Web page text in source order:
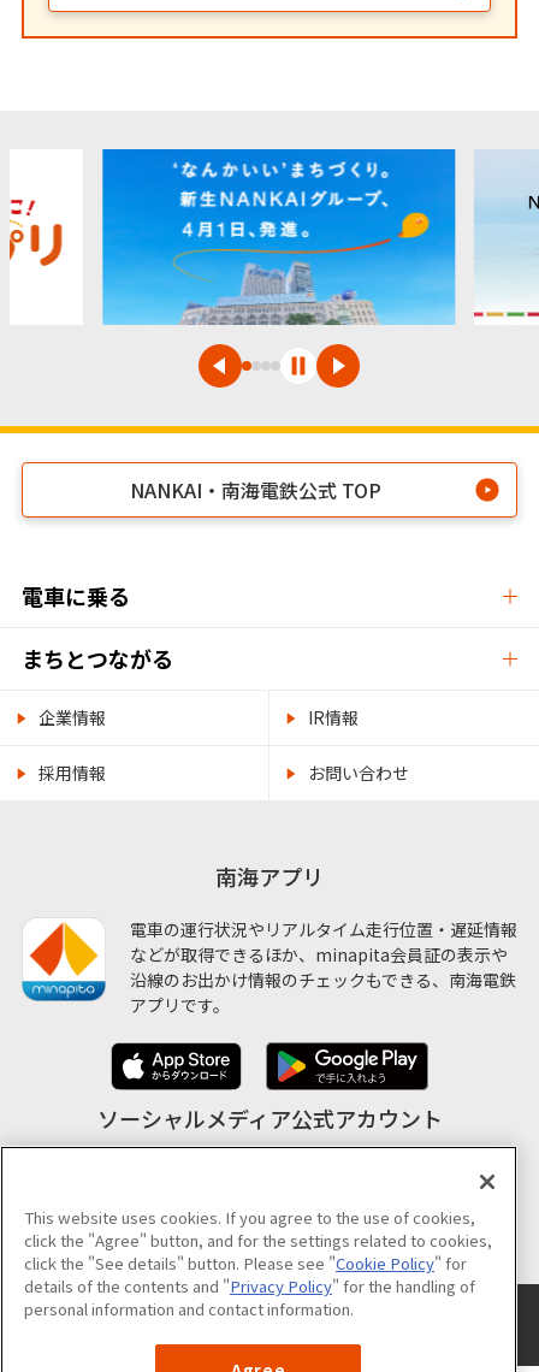
NANKAI・南海電鉄公式 TOP
電車に乗る
まちとつながる
企業情報 IR情報
採用情報 お問い合わせ
南海アプリ
電車の運行状況やリアルタイム走行位置・遅延情報
などが取得できるほか、minapita会員証の表示や
沿線のお出かけ情報のチェックもできる、南海電鉄
アプリです。
ソーシャルメディア公式アカウント
公式アカウント一覧
サイトのご利用について プライバシーポリシー
This website uses cookies. If you agree to the use of cookies,
click the "Agree" button, and for the settings related to cookies,
click the "See details" button. Please see "Cookie Policy" for
details of the contents and "Privacy Policy" for the handling of
personal information and contact information.